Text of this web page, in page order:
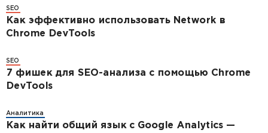
SEO
Как эффективно использовать Network в
Chrome DevTools
SEO
7 фишек для SEO-анализа с помощью Chrome
DevTools
Аналитика
Как найти общий язык с Google Analytics —